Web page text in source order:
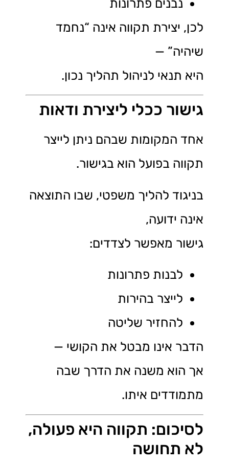
נבנים פתרונות
לכן, יצירת תקווה אינה “נחמד
שיהיה” —
היא תנאי לניהול תהליך נכון.
גישור ככלי ליצירת ודאות
אחד המקומות שבהם ניתן לייצר
תקווה בפועל הוא בגישור.
בניגוד להליך משפטי, שבו התוצאה
אינה ידועה,
גישור מאפשר לצדדים:
לבנות פתרונות
לייצר בהירות
להחזיר שליטה
הדבר אינו מבטל את הקושי —
אך הוא משנה את הדרך שבה
מתמודדים איתו.
לסיכום: תקווה היא פעולה,
לא תחושה